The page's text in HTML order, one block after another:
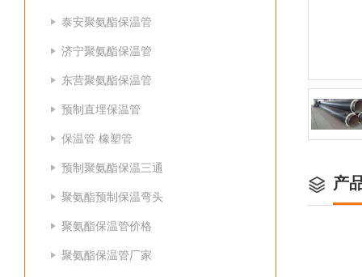
泰安聚氨酯保温管
济宁聚氨酯保温管
东营聚氨酯保温管
预制直埋保温管
保温管 橡塑管
预制聚氨酯保温三通
聚氨酯预制保温弯头
聚氨酯保温管价格
聚氨酯保温管厂家
产